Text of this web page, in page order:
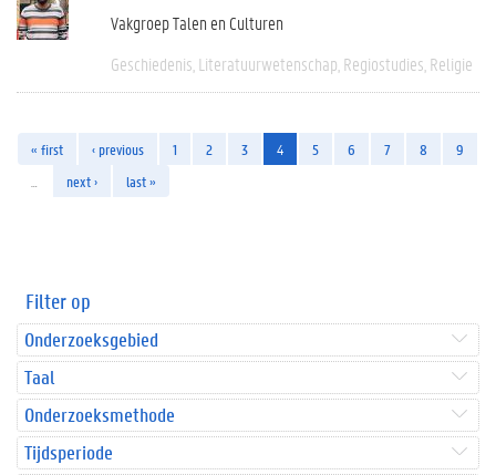
Vakgroep Talen en Culturen
Geschiedenis Literatuurwetenschap Regiostudies Religie
« first ‹ previous 1 2 3 4 5 6 7 8
9
next › last »
Filter op
Onderzoeksgebied
Taal
Onderzoeksmethode
Tijdsperiode